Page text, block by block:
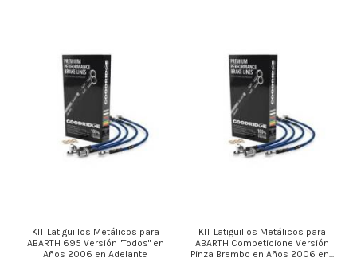
KIT Latiguillos Metálicos para
ABARTH 695 Versión "Todos" en
Años 2006 en Adelante
KIT Latiguillos Metálicos para
ABARTH Competicione Versión
Pinza Brembo en Años 2006 en...